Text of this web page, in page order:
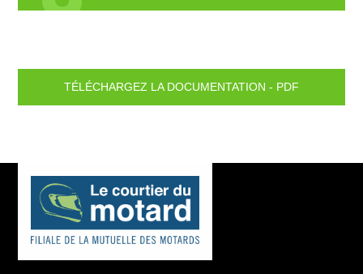
80000€)
Équipement Conducteur Casque et Vêtements
jusqu'à 1000€
SAVE et Jurimotard
Protection Conducteurs Solidaire (jusqu'à
80000€)
TÉLÉCHARGEZ LA DOCUMENTATION - PDF